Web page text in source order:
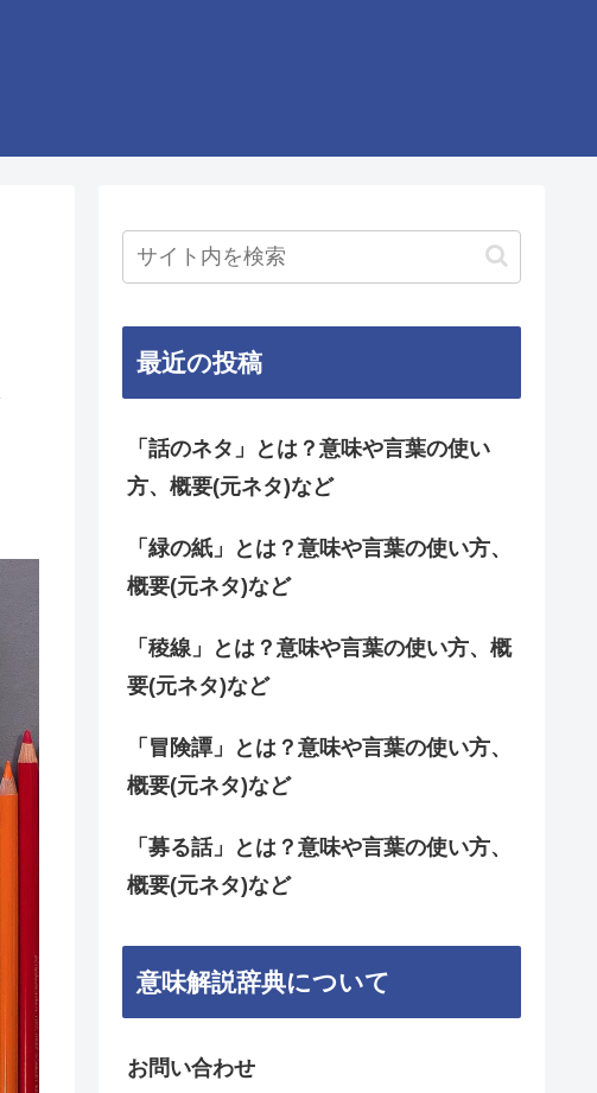
最近の投稿
「話のネタ」とは？意味や言葉の使い
方、概要(元ネタ)など
「緑の紙」とは？意味や言葉の使い方、
概要(元ネタ)など
「稜線」とは？意味や言葉の使い方、概
要(元ネタ)など
「冒険譚」とは？意味や言葉の使い方、
概要(元ネタ)など
「募る話」とは？意味や言葉の使い方、
概要(元ネタ)など
意味解説辞典について
お問い合わせ